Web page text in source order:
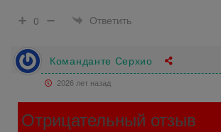
0
Ответить
Команданте Серхио
2026 лет назад
Отрицательный отзыв